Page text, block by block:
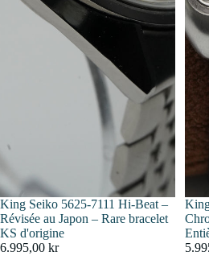
King Seiko 5625-7111 Hi-Beat –
Révisée au Japon – Rare bracelet
KS d'origine
6.995,00 kr